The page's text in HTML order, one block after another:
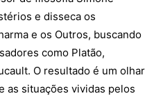
e disseca os
e os Outros, buscando
como Platão,
O resultado é um olhar
as situações vividas pelos